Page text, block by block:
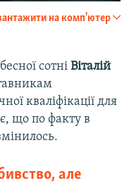
на комп'ютер
сотні Віталій
кваліфікації для
що по факту в
але